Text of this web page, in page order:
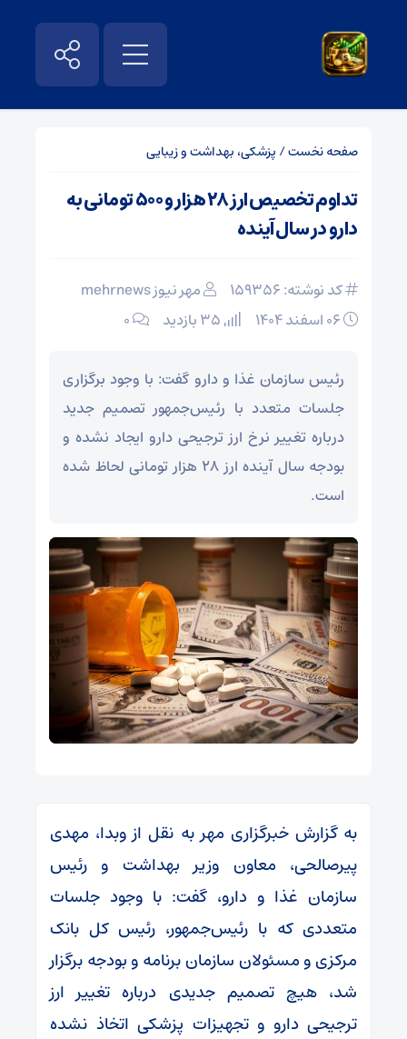
صفحه نخست/ پزشکی، بهداشت و زیبایی
تداوم تخصیص ارز ۲۸ هزار و ۵۰۰ تومانی به
دارو در سال آینده
کد نوشته: 159356
مهر نیوز mehrnews
۰
رئیس سازمان غذا و دارو گفت: با وجود برگزاری
جلسات متعدد با رئیس‌جمهور تصمیم جدید
درباره تغییر نرخ ارز ترجیحی دارو ایجاد نشده و
بودجه سال آینده ارز ۲۸ هزار تومانی لحاظ شده
است.
به گزارش خبرگزاری مهر به نقل از وبدا، مهدی
پیرصالحی، معاون وزیر بهداشت و رئیس
سازمان غذا و دارو، گفت: با وجود جلسات
متعددی که با رئیس‌جمهور، رئیس کل بانک
مرکزی و مسئولان سازمان برنامه و بودجه برگزار
شد، هیچ تصمیم جدیدی درباره تغییر ارز
ترجیحی دارو و تجهیزات پزشکی اتخاذ نشده